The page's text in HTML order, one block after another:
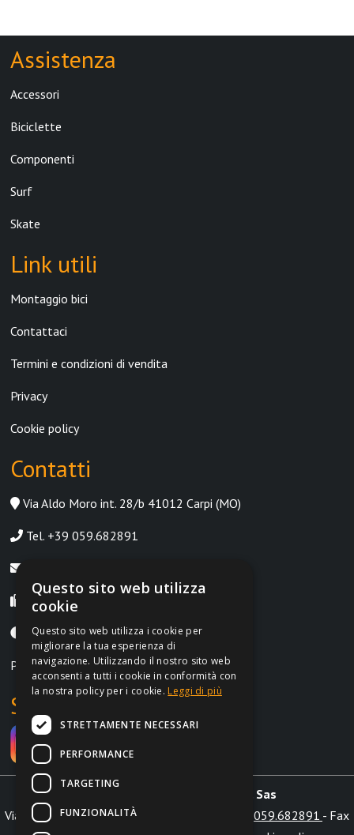
Assistenza
Accessori
Biciclette
Componenti
Surf
Skate
Link utili
Montaggio bici
Contattaci
Termini e condizioni di vendita
Privacy
Cookie policy
Contatti
Via Aldo Moro int. 28/b 41012 Carpi (MO)
Tel. +39 059.682891
Fax +39 059.8397669
Lunedì-Venerdì, 9:00-12:30 | 14:30-18:30
P.IVA IT02962690364
Social
Irontrust s.a.s. di Marchi L. & C. Sas
Via Aldo Moro int. 28/b 41012 Carpi (MO) - Tel. 059.682891 - Fax
Questo sito web utilizza
cookie
Questo sito web utilizza i cookie per
migliorare la tua esperienza di
navigazione. Utilizzando il nostro sito web
acconsenti a tutti i cookie in conformità con
la nostra policy per i cookie. Leggi di più
STRETTAMENTE NECESSARI
PERFORMANCE
TARGETING
FUNZIONALITÀ